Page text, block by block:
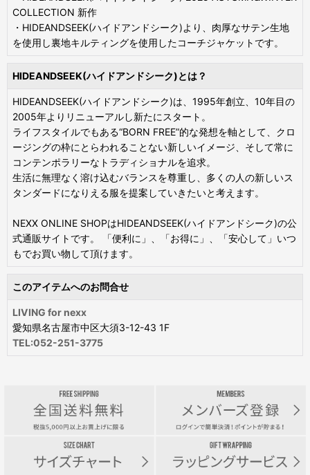
COLLECTION 新作
・HIDEANDSEEK(ハイドアンドシーク)より、肉厚なサテン生地
を使用し裏地キルティングを使用したコーチジャケットです。
HIDEANDSEEK(ハイドアンドシーク)とは？
HIDEANDSEEK(ハイドアンドシーク)は、1995年創立、10年目の
2005年よりリニューアルし新たにスタート。
ライフスタイルでもある“BORN FREE”的な発想を軸として、クロ
ージングの枠にとらわれることない新しいイメージ、そして常に
コンテンポラリーなトラディショナルを追求。
生活に無理なく溶け込むバランスを尊重し、多くの人の新しいス
タンダードになりえる服を提案していきたいと考えます。
NEXX ONLINE SHOPはHIDEANDSEEK(ハイドアンドシーク)の公
式通販サイトです。 「便利に」、「お得に」、「安心して」いつ
もでお買い物して頂けます。
このアイテムへのお問合せ
LIVING for nexx
愛知県名古屋市中区大須3-12-43 1F
TEL:052-251-3775